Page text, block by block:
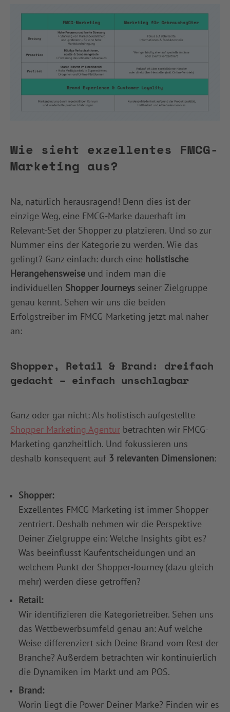
Wie sieht exzellentes FMCG-
Marketing aus?
Na, natürlich herausragend! Denn dies ist der
einzige Weg, eine FMCG-Marke dauerhaft im
Relevant-Set der Shopper zu platzieren. Und so zur
Nummer eins der Kategorie zu werden. Wie das
gelingt? Ganz einfach: durch eine holistische
Herangehensweise und indem man die
individuellen Shopper Journeys seiner Zielgruppe
genau kennt. Sehen wir uns die beiden
Erfolgstreiber im FMCG-Marketing jetzt mal näher
an:
Shopper, Retail & Brand: dreifach
gedacht – einfach unschlagbar
Ganz oder gar nicht: Als holistisch aufgestellte
Shopper Marketing Agentur betrachten wir FMCG-
Marketing ganzheitlich. Und fokussieren uns
deshalb konsequent auf 3 relevanten Dimensionen:
Shopper:
Exzellentes FMCG-Marketing ist immer Shopper-
zentriert. Deshalb nehmen wir die Perspektive
Deiner Zielgruppe ein: Welche Insights gibt es?
Was beeinflusst Kaufentscheidungen und an
welchem Punkt der Shopper-Journey (dazu gleich
mehr) werden diese getroffen?
Retail:
Wir identifizieren die Kategorietreiber. Sehen uns
das Wettbewerbsumfeld genau an: Auf welche
Weise differenziert sich Deine Brand vom Rest der
Branche? Außerdem betrachten wir kontinuierlich
die Dynamiken im Markt und am POS.
Brand:
Worin liegt die Power Deiner Marke? Finden wir es